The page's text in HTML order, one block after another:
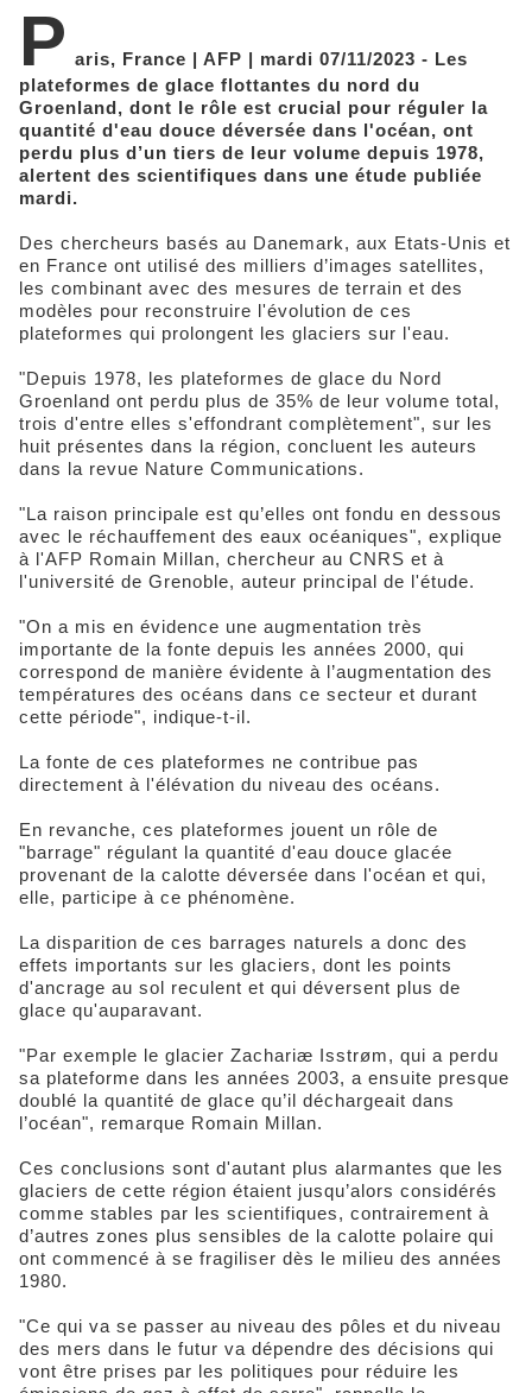
P aris, France | AFP | mardi 07/11/2023 - Les
plateformes de glace flottantes du nord du
Groenland, dont le rôle est crucial pour réguler la
quantité d'eau douce déversée dans l'océan, ont
perdu plus d’un tiers de leur volume depuis 1978,
alertent des scientifiques dans une étude publiée
mardi.
Des chercheurs basés au Danemark, aux Etats-Unis et
en France ont utilisé des milliers d’images satellites,
les combinant avec des mesures de terrain et des
modèles pour reconstruire l'évolution de ces
plateformes qui prolongent les glaciers sur l'eau.
"Depuis 1978, les plateformes de glace du Nord
Groenland ont perdu plus de 35% de leur volume total,
trois d'entre elles s'effondrant complètement", sur les
huit présentes dans la région, concluent les auteurs
dans la revue Nature Communications.
"La raison principale est qu’elles ont fondu en dessous
avec le réchauffement des eaux océaniques", explique
à l'AFP Romain Millan, chercheur au CNRS et à
l'université de Grenoble, auteur principal de l'étude.
"On a mis en évidence une augmentation très
importante de la fonte depuis les années 2000, qui
correspond de manière évidente à l’augmentation des
températures des océans dans ce secteur et durant
cette période", indique-t-il.
La fonte de ces plateformes ne contribue pas
directement à l'élévation du niveau des océans.
En revanche, ces plateformes jouent un rôle de
"barrage" régulant la quantité d'eau douce glacée
provenant de la calotte déversée dans l'océan et qui,
elle, participe à ce phénomène.
La disparition de ces barrages naturels a donc des
effets importants sur les glaciers, dont les points
d'ancrage au sol reculent et qui déversent plus de
glace qu'auparavant.
"Par exemple le glacier Zachariæ Isstrøm, qui a perdu
sa plateforme dans les années 2003, a ensuite presque
doublé la quantité de glace qu’il déchargeait dans
l’océan", remarque Romain Millan.
Ces conclusions sont d'autant plus alarmantes que les
glaciers de cette région étaient jusqu’alors considérés
comme stables par les scientifiques, contrairement à
d’autres zones plus sensibles de la calotte polaire qui
ont commencé à se fragiliser dès le milieu des années
1980.
"Ce qui va se passer au niveau des pôles et du niveau
des mers dans le futur va dépendre des décisions qui
vont être prises par les politiques pour réduire les